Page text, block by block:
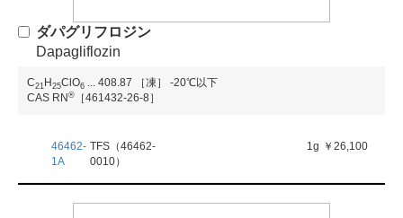
ダパグリフロジン
Dapagliflozin
C21 H 25ClO6 ... 408.87
［凍］ -20℃以下
CAS RN ® ［461432-26-8］
46462-
1A
TFS（46462-
0010）
1g ￥26,100